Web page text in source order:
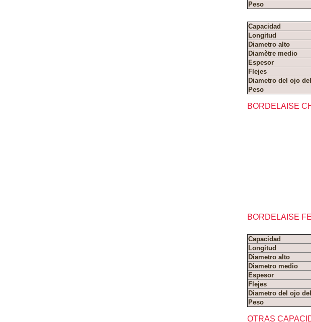
Peso
Capacidad
Longitud
Diametro alto
Diamètre medio
Espesor
Flejes
Diametro del ojo
Peso
BORDELAISE
BORDELAISE
Capacidad
Longitud
Diametro alto
Diametro medio
Espesor
Flejes
Diametro del ojo
Peso
OTRAS